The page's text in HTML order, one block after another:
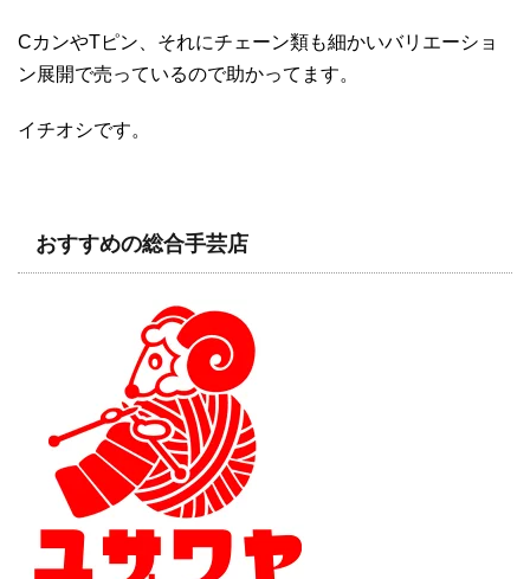
CカンやTピン、それにチェーン類も細かいバリエーショ
ン展開で売っているので助かってます。
イチオシです。
おすすめの総合手芸店